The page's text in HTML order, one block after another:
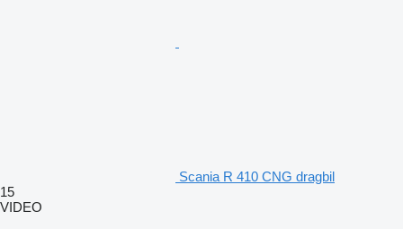
Scania R 410 CNG dragbil
15
VIDEO